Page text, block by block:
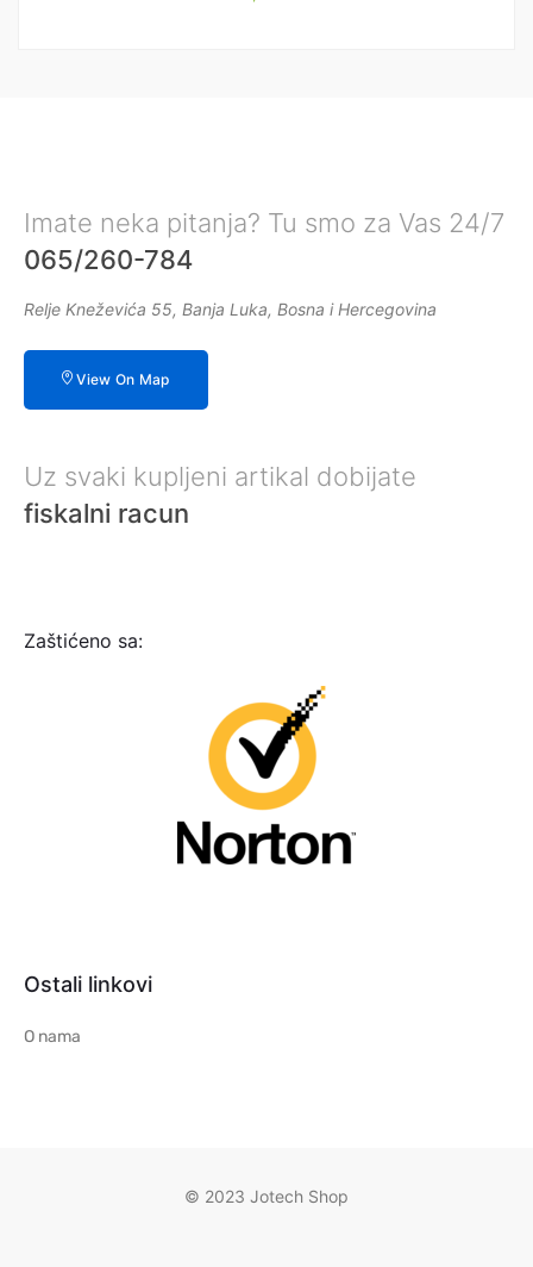
Imate neka pitanja? Tu smo za Vas 24/7
065/260-784
Relje Kneževića 55, Banja Luka, Bosna i Hercegovina
View On Map
Uz svaki kupljeni artikal dobijate
fiskalni racun
Zaštićeno sa:
Ostali linkovi
O nama
© 2023 Jotech Shop